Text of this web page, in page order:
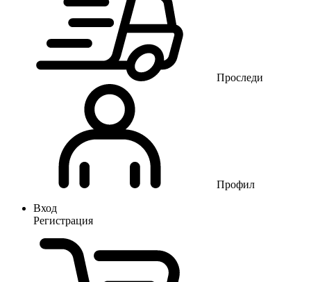
Проследи
Профил
Вход
Регистрация